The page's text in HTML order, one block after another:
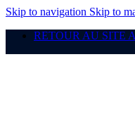
Skip to navigation Skip to
RETOUR AU SITE